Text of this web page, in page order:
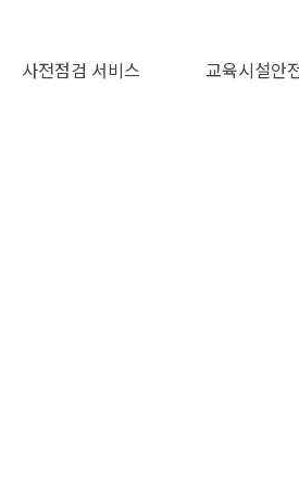
사전점검 서비스 교육시설안